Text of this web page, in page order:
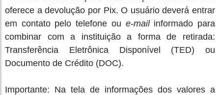
oferece a devolução por Pix. O usuário deverá entrar
em contato pelo telefone ou e-mailinformado para
combinar com a instituição a forma de retirada:
Transferência Eletrônica Disponível (TED) ou
Documento de Crédito (DOC).
Importante: Na tela de informações dos valores a